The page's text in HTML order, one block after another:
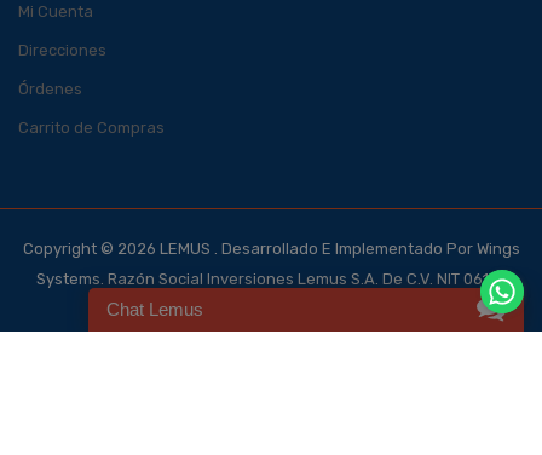
Mi Cuenta
Direcciones
Órdenes
Carrito de Compras
Copyright © 2026 LEMUS . Desarrollado E Implementado Por Wings
Systems. Razón Social Inversiones Lemus S.A. De C.V. NIT 0614-
140700-101-4, NRC 123562-0
Chat Lemus